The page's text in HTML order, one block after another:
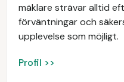
mäklare strävar alltid
förväntningar och
upplevelse som möjligt.
Profil >>